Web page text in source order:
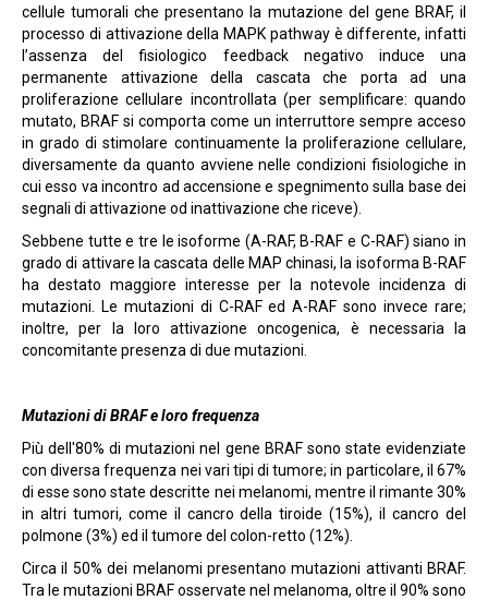
cellule tumorali che presentano la mutazione del gene BRAF, il
processo di attivazione della MAPK pathway è differente, infatti
l’assenza del fisiologico feedback negativo induce una
permanente attivazione della cascata che porta ad una
proliferazione cellulare incontrollata (per semplificare: quando
mutato, BRAF si comporta come un interruttore sempre acceso
in grado di stimolare continuamente la proliferazione cellulare,
diversamente da quanto avviene nelle condizioni fisiologiche in
cui esso va incontro ad accensione e spegnimento sulla base dei
segnali di attivazione od inattivazione che riceve).
Sebbene tutte e tre le isoforme (A-RAF, B-RAF e C-RAF) siano in
grado di attivare la cascata delle MAP chinasi, la isoforma B-RAF
ha destato maggiore interesse per la notevole incidenza di
mutazioni. Le mutazioni di C-RAF ed A-RAF sono invece rare;
inoltre, per la loro attivazione oncogenica, è necessaria la
concomitante presenza di due mutazioni.
Mutazioni di BRAF e loro frequenza
Più dell'80% di mutazioni nel gene BRAF sono state evidenziate
con diversa frequenza nei vari tipi di tumore; in particolare, il 67%
di esse sono state descritte nei melanomi, mentre il rimante 30%
in altri tumori, come il cancro della tiroide (15%), il cancro del
polmone (3%) ed il tumore del colon-retto (12%).
Circa il 50% dei melanomi presentano mutazioni attivanti BRAF.
Tra le mutazioni BRAF osservate nel melanoma, oltre il 90% sono